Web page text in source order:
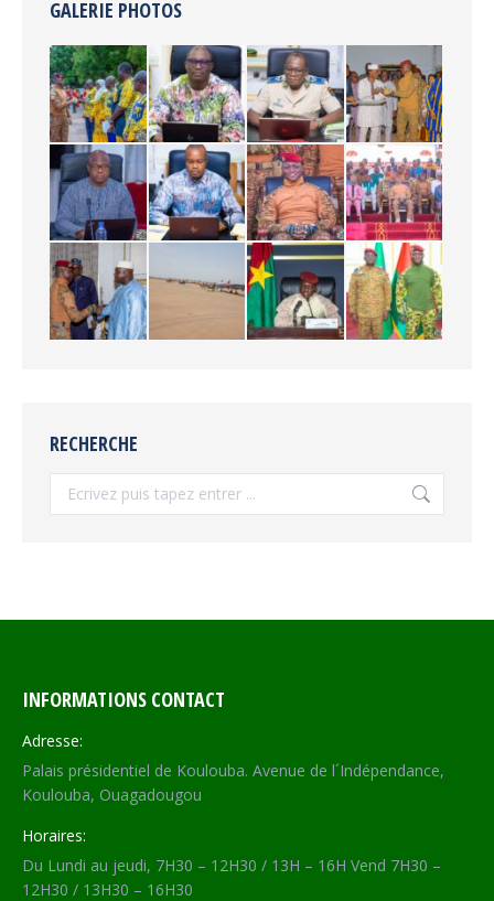
GALERIE PHOTOS
RECHERCHE
INFORMATIONS CONTACT
Adresse:
Palais présidentiel de Koulouba. Avenue de l´Indépendance,
Koulouba, Ouagadougou
Horaires:
Du Lundi au jeudi, 7H30 – 12H30 / 13H – 16H Vend 7H30 –
12H30 / 13H30 – 16H30